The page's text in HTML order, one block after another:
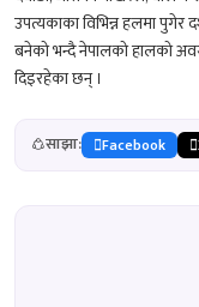
उपत्यकाका विभिन्न हलमा पुगेर
बनेको भन्दै नेपालको हालको
दिइरहेका छन् ।
साझा: Facebook